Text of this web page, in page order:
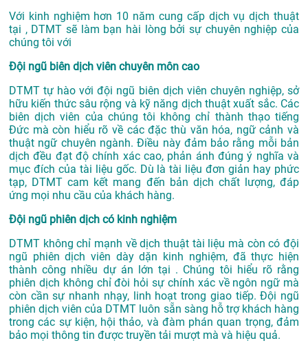
Với kinh nghiệm hơn 10 năm cung cấp dịch vụdịch thuật
tại , DTMT sẽ làm bạn hài lòng bởi sự chuyên nghiệp của
chúng tôi với
Đội ngũ biên dịch viên chuyên môn cao
DTMT tự hào với đội ngũ biên dịch viên chuyên nghiệp, sở
hữu kiến thức sâu rộng và kỹ năng dịch thuật xuất sắc. Các
biên dịch viên của chúng tôi không chỉ thành thạo tiếng
Đức mà còn hiểu rõ về các đặc thù văn hóa, ngữ cảnh và
thuật ngữ chuyên ngành. Điều này đảm bảo rằng mỗi bản
dịch đều đạt độ chính xác cao, phản ánh đúng ý nghĩa và
mục đích của tài liệu gốc. Dù là tài liệu đơn giản hay phức
tạp, DTMT cam kết mang đến bản dịch chất lượng, đáp
ứng mọi nhu cầu của khách hàng.
Đội ngũ phiên dịch có kinh nghiệm
DTMT không chỉ mạnh về dịch thuật tài liệu mà còn có đội
ngũ phiên dịch viên dày dặn kinh nghiệm, đã thực hiện
thành công nhiều dự án lớn tại . Chúng tôi hiểu rõ rằng
phiên dịch không chỉ đòi hỏi sự chính xác về ngôn ngữ mà
còn cần sự nhanh nhạy, linh hoạt trong giao tiếp. Đội ngũ
phiên dịch viên của DTMT luôn sẵn sàng hỗ trợ khách hàng
trong các sự kiện, hội thảo, và đàm phán quan trọng, đảm
bảo mọi thông tin được truyền tải mượt mà và hiệu quả.